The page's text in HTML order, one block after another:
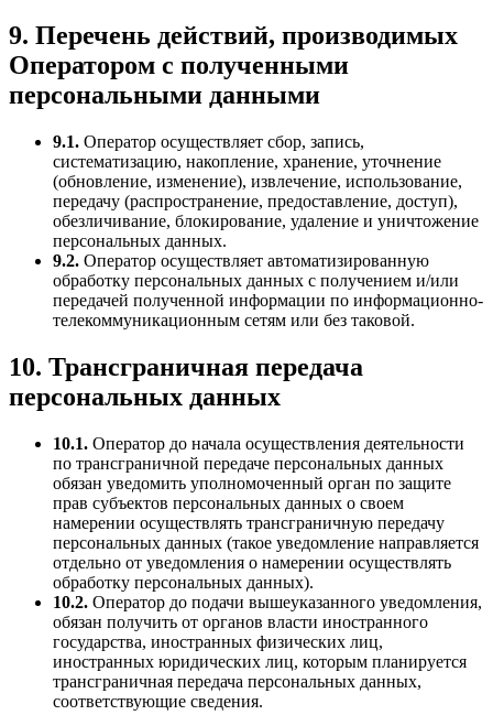
9. Перечень действий, производимых
Оператором с полученными
персональными данными
9.1. Оператор осуществляет сбор, запись,
систематизацию, накопление, хранение, уточнение
(обновление, изменение), извлечение, использование,
передачу (распространение, предоставление, доступ),
обезличивание, блокирование, удаление и уничтожение
персональных данных.
9.2. Оператор осуществляет автоматизированную
обработку персональных данных с получением и/или
передачей полученной информации по информационно-
телекоммуникационным сетям или без таковой.
10. Трансграничная передача
персональных данных
10.1. Оператор до начала осуществления деятельности
по трансграничной передаче персональных данных
обязан уведомить уполномоченный орган по защите
прав субъектов персональных данных о своем
намерении осуществлять трансграничную передачу
персональных данных (такое уведомление направляется
отдельно от уведомления о намерении осуществлять
обработку персональных данных).
10.2. Оператор до подачи вышеуказанного уведомления,
обязан получить от органов власти иностранного
государства, иностранных физических лиц,
иностранных юридических лиц, которым планируется
трансграничная передача персональных данных,
соответствующие сведения.